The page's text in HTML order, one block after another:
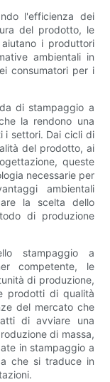
l'efficienza dei
del prodotto, le
i produttori
ambientali in
consumatori per i
di stampaggio a
la rendono una
i settori. Dai cicli di
del prodotto, ai
queste
necessarie per
ambientali
la scelta dello
di produzione
stampaggio a
competente, le
di produzione,
prodotti di qualità
del mercato che
di avviare una
di massa,
in stampaggio a
che si traduce in